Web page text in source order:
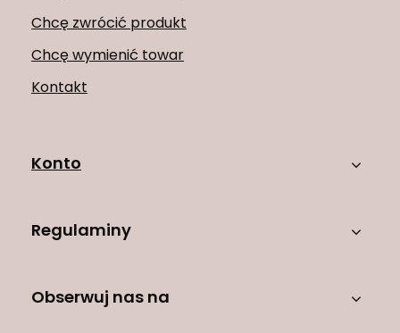
Chcę zwrócić produkt
Chcę wymienić towar
Kontakt
Konto
Regulaminy
Obserwuj nas na